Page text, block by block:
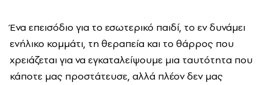
Ένα επεισόδιο για το εσωτερικό παιδί, το εν δυνάμει
ενήλικο κομμάτι, τη θεραπεία και το θάρρος που
χρειάζεται για να εγκαταλείψουμε μια ταυτότητα που
κάποτε μας προστάτευσε, αλλά πλέον δεν μας